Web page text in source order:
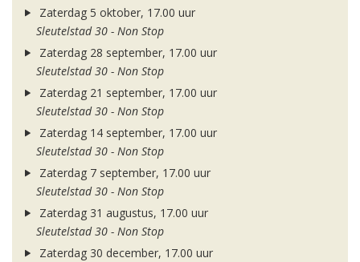
Zaterdag 5 oktober, 17.00 uur
Sleutelstad 30 - Non Stop
Zaterdag 28 september, 17.00 uur
Sleutelstad 30 - Non Stop
Zaterdag 21 september, 17.00 uur
Sleutelstad 30 - Non Stop
Zaterdag 14 september, 17.00 uur
Sleutelstad 30 - Non Stop
Zaterdag 7 september, 17.00 uur
Sleutelstad 30 - Non Stop
Zaterdag 31 augustus, 17.00 uur
Sleutelstad 30 - Non Stop
Zaterdag 30 december, 17.00 uur